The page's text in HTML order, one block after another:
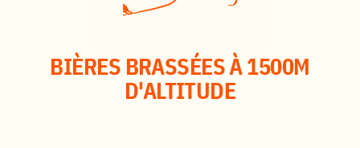
BIÈRES BRASSÉES À 1500M
D'ALTITUDE